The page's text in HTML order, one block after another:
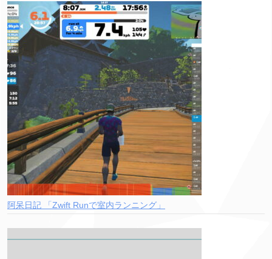
阿呆日記 「Zwift Runで室内ランニング」